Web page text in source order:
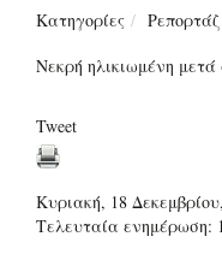
Κατηγορίες
Ρεπορτάζ
Νεκρή ηλικιωμένη
Tweet
Κυριακή, 18
Τελευταία ενημέρωση: